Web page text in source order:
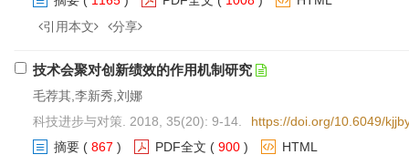
引用本文
分享
技术会聚对创新绩效的作用机制研究
毛荐其,李新秀,刘娜
科技进步与对策. 2018, 35(20): 9-14.
https://doi.org/10.6049/
摘要 ( 867 ) PDF全文 ( 900 )
HTML